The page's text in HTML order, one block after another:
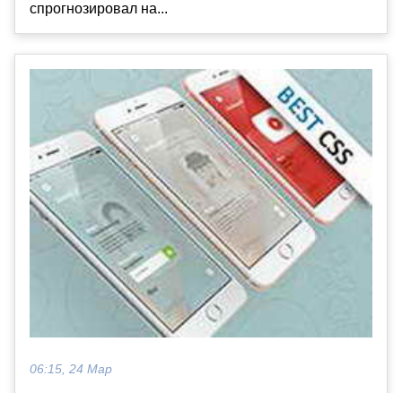
спрогнозировал на...
06:15, 24 Мар